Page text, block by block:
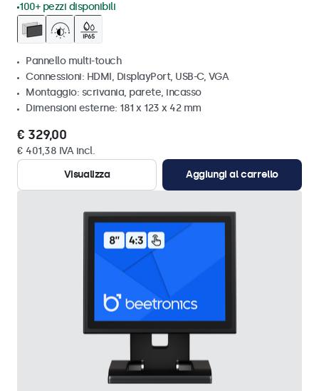
100+ pezzi disponibili
Pannello multi-touch
Connessioni: HDMI, DisplayPort, USB-C, VGA
Montaggio: scrivania, parete, incasso
Dimensioni esterne: 181 x 123 x 42 mm
€ 329,00
€ 401,38 IVA incl.
Visualizza
Aggiungi al carrello